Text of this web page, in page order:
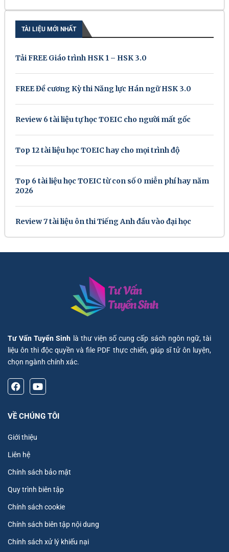
TÀI LIỆU MỚI NHẤT
Tải FREE Giáo trình HSK 1 – HSK 3.0
FREE Đề cương Kỳ thi Năng lực Hán ngữ HSK 3.0
Review 6 tài liệu tự học TOEIC cho người mất gốc
Top 12 tài liệu học TOEIC hay cho mọi trình độ
Top 6 tài liệu học TOEIC từ con số 0 miễn phí hay năm
2026
Review 7 tài liệu ôn thi Tiếng Anh đầu vào đại học
Tư Vấn Tuyển Sinh là thư viện số cung cấp sách ngôn ngữ, tài
liệu ôn thi độc quyền và file PDF thực chiến, giúp sĩ tử ôn luyện,
chọn ngành chính xác.
VỀ CHÚNG TÔI
Giới thiệu
Liên hệ
Chính sách bảo mật
Quy trình biên tập
Chính sách cookie
Chính sách biên tập nội dung
Chính sách xử lý khiếu nại